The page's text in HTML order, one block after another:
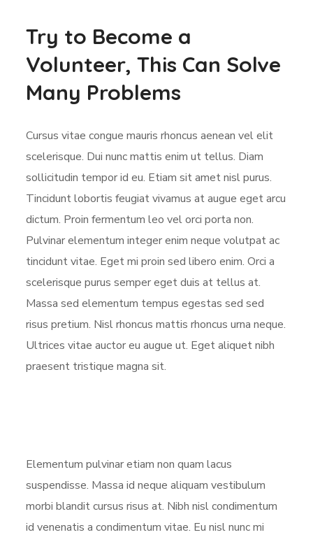
Try to Become a
Volunteer, This Can Solve
Many Problems
Cursus vitae congue mauris rhoncus aenean vel elit
scelerisque. Dui nunc mattis enim ut tellus. Diam
sollicitudin tempor id eu. Etiam sit amet nisl purus.
Tincidunt lobortis feugiat vivamus at augue eget arcu
dictum. Proin fermentum leo vel orci porta non.
Pulvinar elementum integer enim neque volutpat ac
tincidunt vitae. Eget mi proin sed libero enim. Orci a
scelerisque purus semper eget duis at tellus at.
Massa sed elementum tempus egestas sed sed
risus pretium. Nisl rhoncus mattis rhoncus urna neque.
Ultrices vitae auctor eu augue ut. Eget aliquet nibh
praesent tristique magna sit.
Elementum pulvinar etiam non quam lacus
suspendisse. Massa id neque aliquam vestibulum
morbi blandit cursus risus at. Nibh nisl condimentum
id venenatis a condimentum vitae. Eu nisl nunc mi